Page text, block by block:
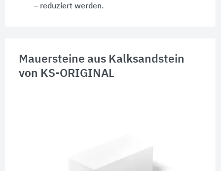
– reduziert werden.
Mauersteine aus Kalksandstein
von KS-ORIGINAL